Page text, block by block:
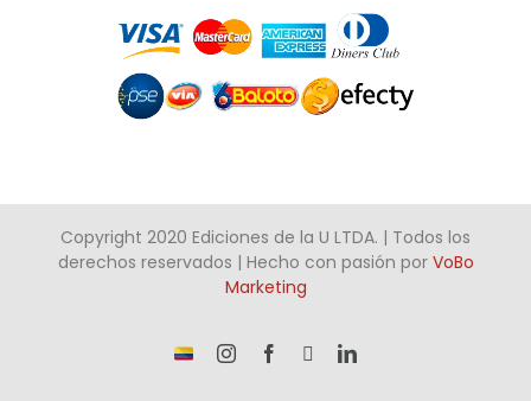
Copyright 2020 Ediciones de la U LTDA. | Todos los
derechos reservados | Hecho con pasión por VoBo
Marketing
¡Somos InstagramFacebook LinkedIn